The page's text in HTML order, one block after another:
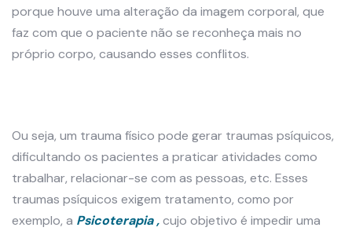
porque houve uma alteração da imagem corporal, que
faz com que o paciente não se reconheça mais no
próprio corpo, causando esses conflitos.
Ou seja, um trauma físico pode gerar traumas psíquicos,
dificultando os pacientes a praticar atividades como
trabalhar, relacionar-se com as pessoas, etc. Esses
traumas psíquicos exigem tratamento, como por
exemplo, a Psicoterapia ,cujo objetivo é impedir uma